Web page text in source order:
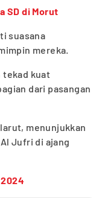
SD di Morut
suasana
mereka.
tekad kuat
dari pasangan
menunjukkan
Jufri di ajang